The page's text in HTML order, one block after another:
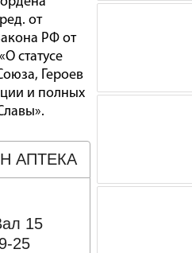
от
РФ от
статусе
Героев
и полных
АПТЕКА
15
25